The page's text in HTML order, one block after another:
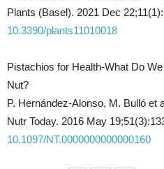
Plants (Basel). 2021 Dec
10.3390/plants11010018
Pistachios for Health-What Do
Nut?
P. Hernández-Alonso, M. Bulló et
Nutr Today. 2016 May
10.1097/NT.0000000000000160